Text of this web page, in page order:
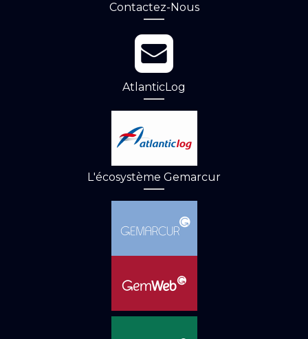
Contactez-Nous
AtlanticLog
L'écosystème Gemarcur